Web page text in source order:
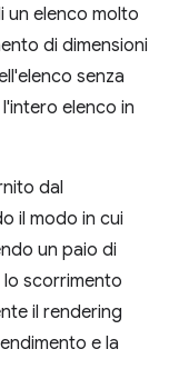
un elenco molto
di dimensioni
senza
elenco in
dal
il modo in cui
un paio di
scorrimento
il rendering
e la